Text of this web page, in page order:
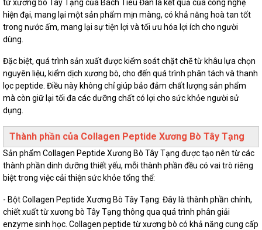
từ xương bò Tây Tạng của Bách Tiêu Đan là kết quả của công nghệ
hiện đại, mang lại một sản phẩm mịn màng, có khả năng hoà tan tốt
trong nước ấm, mang lại sự tiện lợi và tối ưu hóa lợi ích cho người
dùng.
Đặc biệt, quá trình sản xuất được kiểm soát chặt chẽ từ khâu lựa chọn
nguyên liệu, kiểm dịch xương bò, cho đến quá trình phân tách và thanh
lọc peptide. Điều này không chỉ giúp bảo đảm chất lượng sản phẩm
mà còn giữ lại tối đa các dưỡng chất có lợi cho sức khỏe người sử
dụng.
Thành phần của Collagen Peptide Xương Bò Tây Tạng
Sản phẩm Collagen Peptide Xương Bò Tây Tạng được tạo nên từ các
thành phần dinh dưỡng thiết yếu, mỗi thành phần đều có vai trò riêng
biệt trong việc cải thiện sức khỏe tổng thể:
- Bột Collagen Peptide Xương Bò Tây Tạng: Đây là thành phần chính,
chiết xuất từ xương bò Tây Tạng thông qua quá trình phân giải
enzyme sinh học. Collagen peptide từ xương bò có khả năng cung cấp